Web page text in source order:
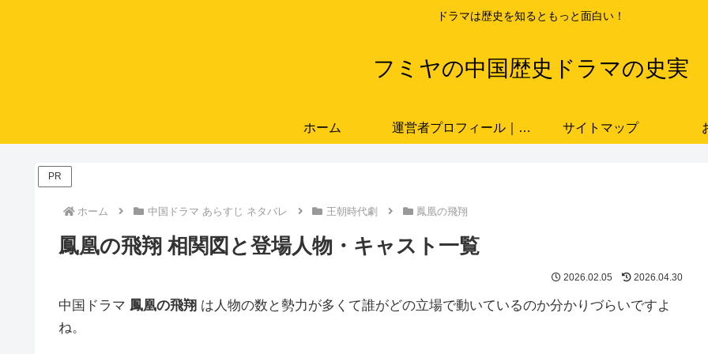
ドラマは歴史を知るともっと面白い！
フミヤの中国歴史ドラマの史実
ホーム 運営者プロフィール｜ドラマと史実をつなぐ歴史ブロガー「フミヤ」 サイトマップ
PR
ホーム 中国ドラマ あらすじ ネタバレ 王朝時代劇 鳳凰の飛翔
鳳凰の飛翔 相関図と登場人物・キャスト一覧
2026.02.05 2026.04.30
中国ドラマ 鳳凰の飛翔 は人物の数と勢力が多くて誰がどの立場で動いているのか分かりづらいですよ
ね。